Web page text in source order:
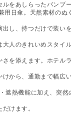
をあしらったバンブ
用日傘。天然素材のぬ
し、持つだけで装い
大人のきれいめスタイ
を添えます。ホテル
けから、通勤まで幅広
遮熱機能に加え、突然
けます。